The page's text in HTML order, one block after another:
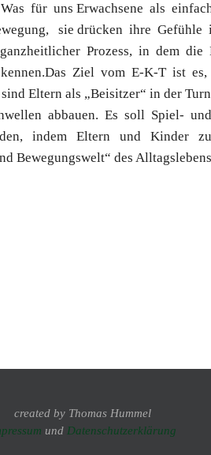
für uns Erwachsene als
sie drücken ihre Gefühle
Prozess, in dem
Ziel vom E-K-T ist
Eltern als „Beisitzer“ in der
abbauen. Es soll Spiel-
indem Eltern und Kinder
des
created by Thomas Hummel
und Datenschutzerklärung